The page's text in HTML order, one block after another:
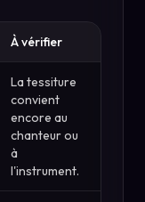
À vérifier
La tessiture
convient
encore au
chanteur ou
à
l'instrument.